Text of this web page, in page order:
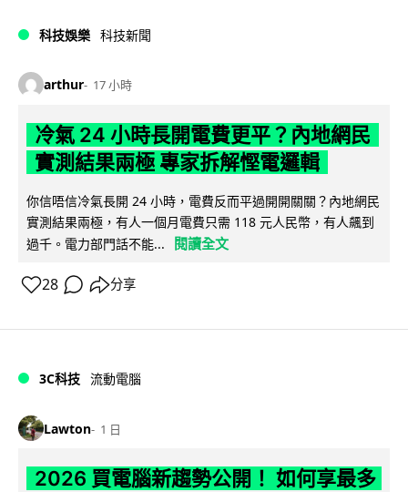
科技娛樂 科技新聞
arthur 17 小時
冷氣 24 小時長開電費更平？內地網民
實測結果兩極 專家拆解慳電邏輯
你信唔信冷氣長開 24 小時，電費反而平過開開關關？內地網民
實測結果兩極，有人一個月電費只需 118 元人民幣，有人飆到
過千。電力部門話不能...
閱讀全文
28 分享
3C科技 流動電腦
Lawton 1 日
2026 買電腦新趨勢公開！ 如何享最多